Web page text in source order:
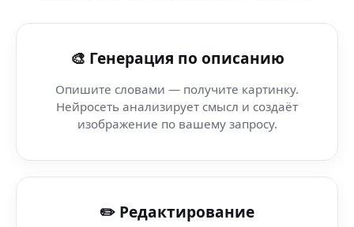
AI day art (Windows) — AI генерация изображений
Ai Photo Creator Bot Nano Banana Qatar
Nano Banana AI Генератор (автоматический режим)
🎨 Генерация по описанию
Опишите словами — получите картинку.
Нейросеть анализирует смысл и создаёт
изображение по вашему запросу.
✏️ Редактирование